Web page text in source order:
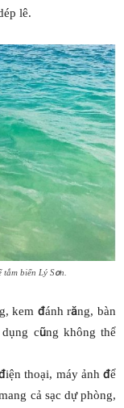
lê.
biển Lý Sơn.
kem đánh răng, bàn
cũng không thể
thoại, máy ảnh để
cả sạc dự phòng,